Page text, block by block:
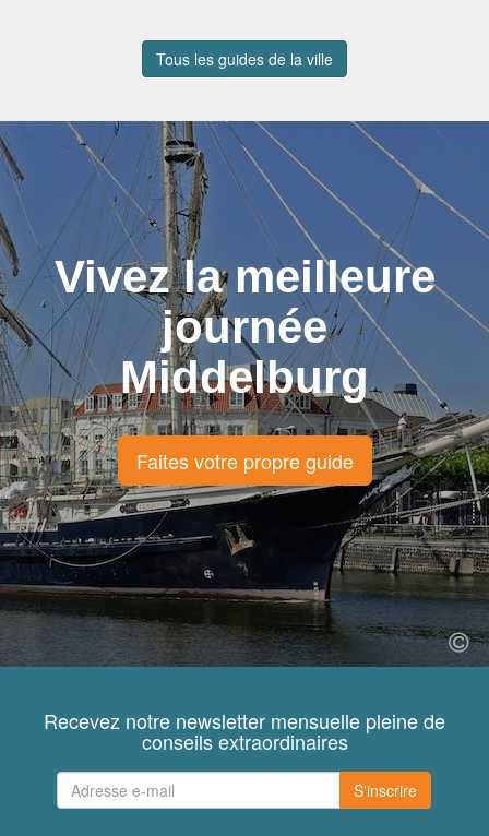
Tous les guides de la ville
Vivez la meilleure
journée
Middelburg
Faites votre propre guide
Recevez notre newsletter mensuelle pleine de
conseils extraordinaires
S'inscrire